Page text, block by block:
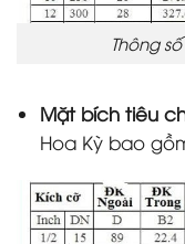
Thông
Mặt bích tiêu
Hoa Kỳ bao